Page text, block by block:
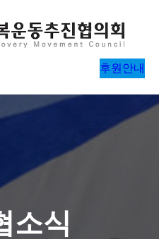
후원안내
소식